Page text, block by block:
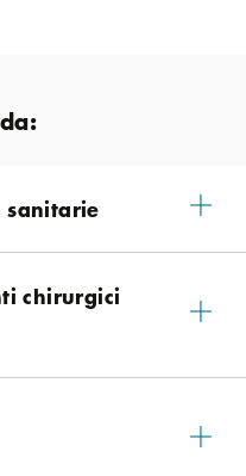
sanitarie
chirurgici